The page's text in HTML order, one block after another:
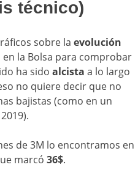
técnico)
sobre la evolución
en la Bolsa para comprobar
ha sido alcista a lo largo
no quiere decir que no
bajistas (como en un
de 3M lo encontramos en
marcó 36$.